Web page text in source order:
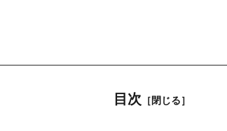
目次 ［閉じる］